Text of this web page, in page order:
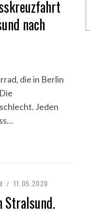
nach
die in Berlin
Jeden
11.05.2020
Stralsund.